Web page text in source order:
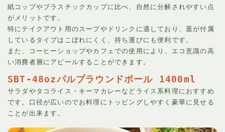
紙コップやプラスチックカップに比べ、自然に分解されやすい点
がメリットです。
特にテイクアウト用のスープやドリンクに適しており、蓋が付属
しているタイプはこぼれにくく、持ち運びにも便利です。
また、コーヒーショップやカフェでの使用により、エコ意識の高
い消費者層にアピールすることができます。
SBT-48ozパルプラウンドボール 1400ml
サラダやタコライス・キーマカレーなどライス系料理におすすめ
です。口径が広いのでお料理にトッピングしやすく豪華に見せる
ことが出来ます。